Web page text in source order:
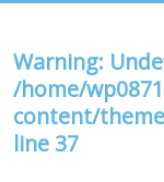
Warning:
/home/
content/
line 37